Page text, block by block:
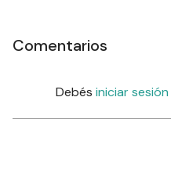
Comentarios
Debés iniciar sesión